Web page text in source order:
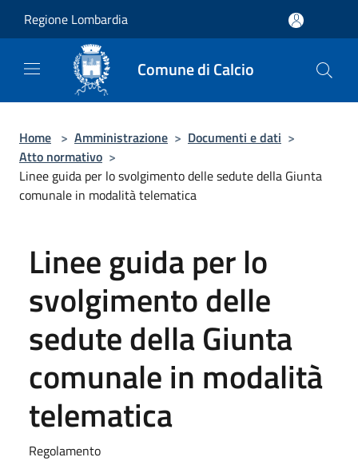
Regione Lombardia
Comune di Calcio
Home > Amministrazione > Documenti e dati >
Atto normativo >
Linee guida per lo svolgimento delle sedute della Giunta
comunale in modalità telematica
Linee guida per lo
svolgimento delle
sedute della Giunta
comunale in modalità
telematica
Regolamento